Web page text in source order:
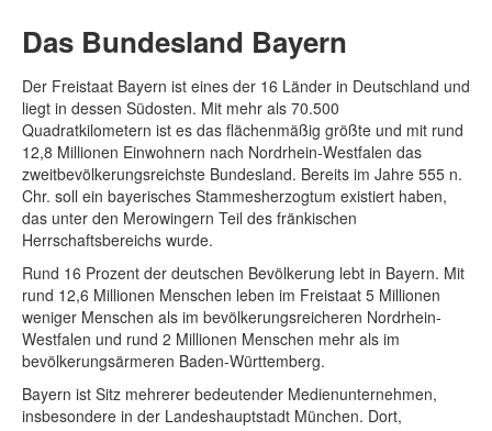
Das Bundesland Bayern
Der Freistaat Bayern ist eines der 16 Länder in Deutschland und
liegt in dessen Südosten. Mit mehr als 70.500
Quadratkilometern ist es das flächenmäßig größte und mit rund
12,8 Millionen Einwohnern nach Nordrhein-Westfalen das
zweitbevölkerungsreichste Bundesland. Bereits im Jahre 555 n.
Chr. soll ein bayerisches Stammesherzogtum existiert haben,
das unter den Merowingern Teil des fränkischen
Herrschaftsbereichs wurde.
Rund 16 Prozent der deutschen Bevölkerung lebt in Bayern. Mit
rund 12,6 Millionen Menschen leben im Freistaat 5 Millionen
weniger Menschen als im bevölkerungsreicheren Nordrhein-
Westfalen und rund 2 Millionen Menschen mehr als im
bevölkerungsärmeren Baden-Württemberg.
Bayern ist Sitz mehrerer bedeutender Medienunternehmen,
insbesondere in der Landeshauptstadt München. Dort,